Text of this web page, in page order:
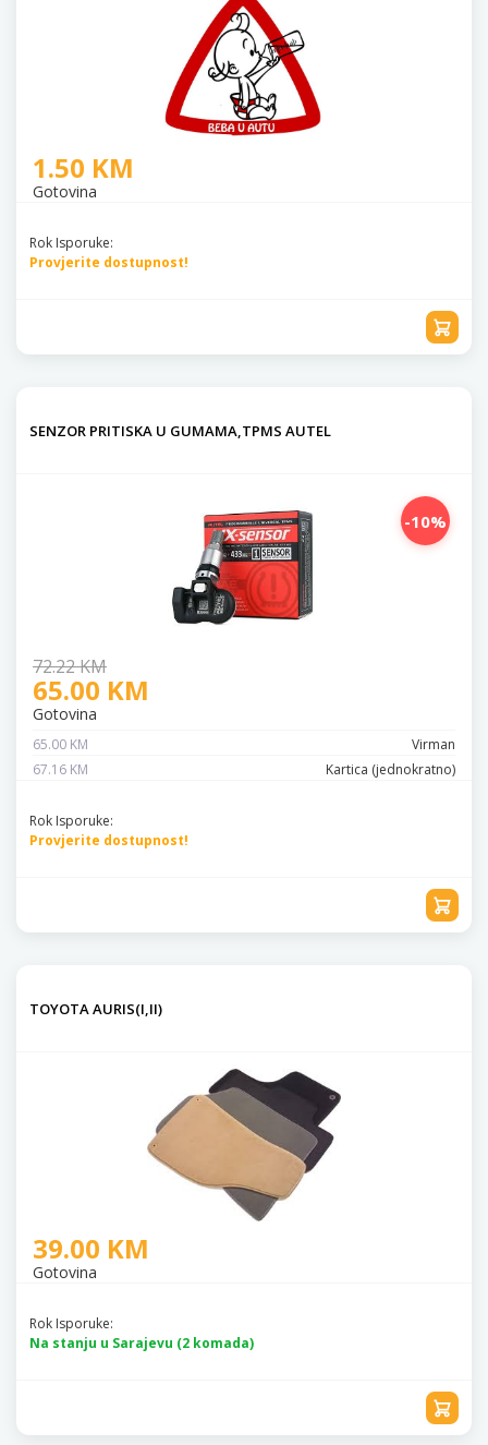
1.50 KM
Gotovina
Rok Isporuke:
Provjerite dostupnost!
SENZOR PRITISKA U GUMAMA,TPMS AUTEL
-10%
72.22 KM
65.00 KM
Gotovina
65.00 KM
Virman
67.16 KM
Kartica (jednokratno)
Rok Isporuke:
Provjerite dostupnost!
TOYOTA AURIS(I,II)
39.00 KM
Gotovina
Rok Isporuke:
Na stanju u Sarajevu (2 komada)